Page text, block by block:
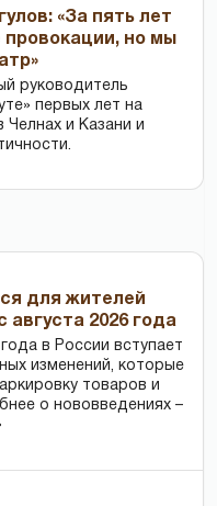
«За пять лет
но мы
руководитель
первых лет на
и Казани и
для жителей
августа 2026 года
в России вступает
изменений, которые
товаров и
о нововведениях –